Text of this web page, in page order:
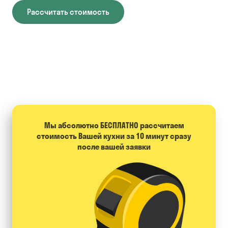
Рассчитать стоимость
Мы абсолютно БЕСПЛАТНО расcчитаем
стоимость Вашей кухни за 10 минут сразу
после вашей заявки